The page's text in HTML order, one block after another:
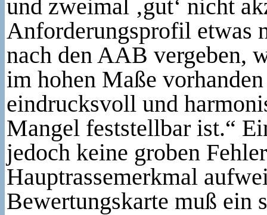
und zweimal ‚gut‘ nicht
Anforderungsprofil etwas
nach den AAB vergeben,
im hohen Maße
eindrucksvoll und
Mangel feststellbar ist.“
jedoch keine groben
Hauptrassemerkmal
Bewertungskarte muß ein